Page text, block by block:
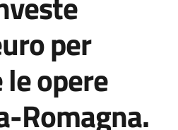
per
opere
Romagna.